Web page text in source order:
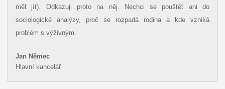
měl jít). Odkazuji proto na něj. Nechci se pouštět ani do
sociologické analýzy, proč se rozpadá rodina a kde vzniká
problém s výživným.
Jan Němec
Hlavní kancelář